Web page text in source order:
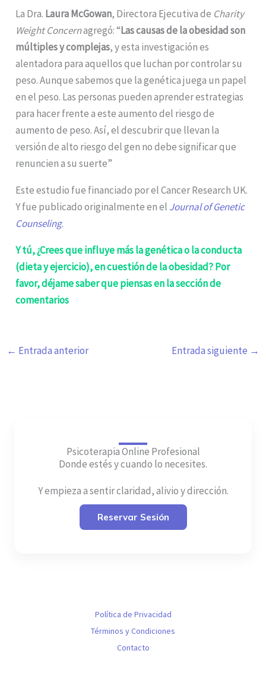
La Dra. Laura McGowan, Directora Ejecutiva de Charity
Weight Concernagregó: “Las causas de la obesidad son
múltiples y complejas, y esta investigación es
alentadora para aquellos que luchan por controlar su
peso. Aunque sabemos que la genética juega un papel
en el peso. Las personas pueden aprender estrategias
para hacer frente a este aumento del riesgo de
aumento de peso. Así, el descubrir que llevan la
versión de alto riesgo del gen no debe significar que
renuncien a su suerte”
Este estudio fue financiado por el Cancer Research UK.
Y fue publicado originalmente en el Journal of Genetic
Counseling.
Y tú, ¿Crees que influye más la genética o la conducta
(dieta y ejercicio), en cuestión de la obesidad? Por
favor, déjame saber que piensas en la sección de
comentarios
← Entrada anterior Entrada siguiente →
Psicoterapia Online Profesional
Donde estés y cuando lo necesites.
Y empieza a sentir claridad, alivio y dirección.
Reservar Sesión
Política de Privacidad
Términos y Condiciones
Contacto